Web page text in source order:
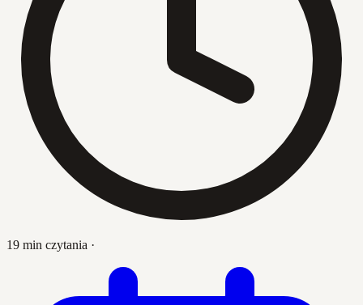
19 min czytania ·